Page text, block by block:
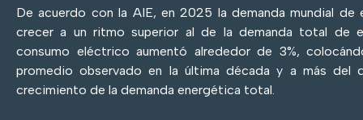
De acuerdo con la AIE, en 2025 la demanda mundial
crecer a un ritmo superior al de la demanda total de
consumo eléctrico aumentó alrededor de 3%,
promedio observado en la última década y a más del
crecimiento de la demanda energética total.